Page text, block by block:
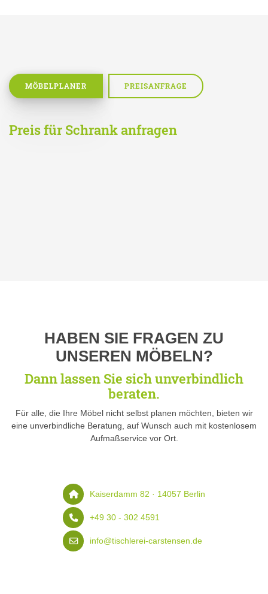
MÖBELPLANER PREISANFRAGE
Preis für Schrank anfragen
HABEN SIE FRAGEN ZU
UNSEREN MÖBELN?
Dann lassen Sie sich unverbindlich
beraten.
Für alle, die Ihre Möbel nicht selbst planen möchten, bieten wir
eine unverbindliche Beratung, auf Wunsch auch mit kostenlosem
Aufmaßservice vor Ort.
Kaiserdamm 82 · 14057 Berlin
+49 30 - 302 4591
info@tischlerei-carstensen.de